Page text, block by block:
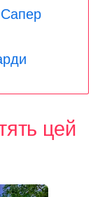
Сапер
цей